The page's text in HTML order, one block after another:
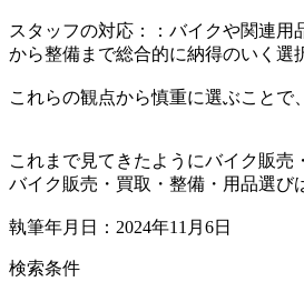
スタッフの対応：：バイクや関連
から整備まで総合的に納得のいく選
これらの観点から慎重に選ぶことで
これまで見てきたようにバイク販売
バイク販売・買取・整備・用品選び
執筆年月日：2024年11月6日
検索条件